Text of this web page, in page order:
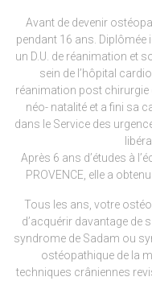
Avant de devenir
pendant 16 ans. Diplômée
un D.U. de réanimation et
sein de l’hôpital
réanimation post chirurgie
néo- natalité et a fini sa
dans le Service des
Après 6 ans d’études à
PROVENCE, elle a
Tous les ans, votre
d’acquérir davantage de
syndrome de Sadam ou
ostéopathique de la
techniques crâniennes